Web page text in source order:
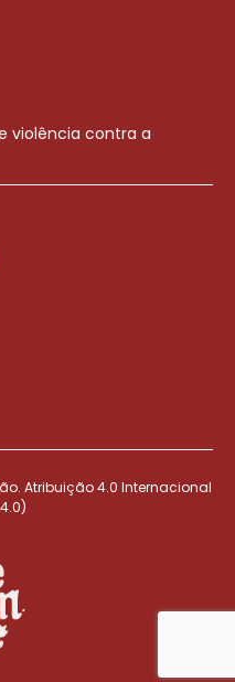
violência contra a
Atribuição 4.0 Internacional